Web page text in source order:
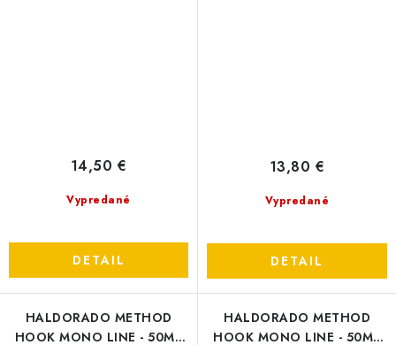
Vypredané
14,50 €
DETAIL
Vypredané
13,80 €
DETAIL
HALDORADO METHOD
HOOK MONO LINE - 50M -
HALDORADO METHOD
HOOK MONO LINE - 50M -